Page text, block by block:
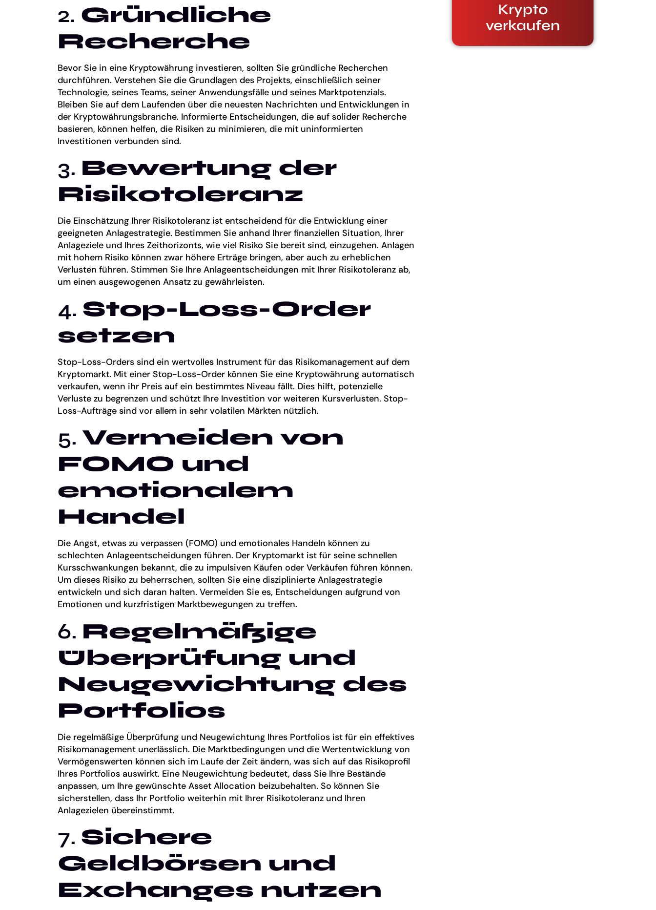
2. Gründliche
Recherche
Bevor Sie in eine Kryptowährung investieren, sollten Sie gründliche Recherchen
durchführen. Verstehen Sie die Grundlagen des Projekts, einschließlich seiner
Technologie, seines Teams, seiner Anwendungsfälle und seines Marktpotenzials.
Bleiben Sie auf dem Laufenden über die neuesten Nachrichten und Entwicklungen in
der Kryptowährungsbranche. Informierte Entscheidungen, die auf solider Recherche
basieren, können helfen, die Risiken zu minimieren, die mit uninformierten
Investitionen verbunden sind.
3. Bewertung der
Risikotoleranz
Die Einschätzung Ihrer Risikotoleranz ist entscheidend für die Entwicklung einer
geeigneten Anlagestrategie. Bestimmen Sie anhand Ihrer finanziellen Situation, Ihrer
Anlageziele und Ihres Zeithorizonts, wie viel Risiko Sie bereit sind, einzugehen. Anlagen
mit hohem Risiko können zwar höhere Erträge bringen, aber auch zu erheblichen
Verlusten führen. Stimmen Sie Ihre Anlageentscheidungen mit Ihrer Risikotoleranz ab,
um einen ausgewogenen Ansatz zu gewährleisten.
4. Stop-Loss-Order
setzen
Stop-Loss-Orders sind ein wertvolles Instrument für das Risikomanagement auf dem
Kryptomarkt. Mit einer Stop-Loss-Order können Sie eine Kryptowährung automatisch
verkaufen, wenn ihr Preis auf ein bestimmtes Niveau fällt. Dies hilft, potenzielle
Verluste zu begrenzen und schützt Ihre Investition vor weiteren Kursverlusten. Stop-
Loss-Aufträge sind vor allem in sehr volatilen Märkten nützlich.
5. Vermeiden von
FOMO und
emotionalem
Handel
Die Angst, etwas zu verpassen (FOMO) und emotionales Handeln können zu
schlechten Anlageentscheidungen führen. Der Kryptomarkt ist für seine schnellen
Kursschwankungen bekannt, die zu impulsiven Käufen oder Verkäufen führen können.
Um dieses Risiko zu beherrschen, sollten Sie eine disziplinierte Anlagestrategie
entwickeln und sich daran halten. Vermeiden Sie es, Entscheidungen aufgrund von
Emotionen und kurzfristigen Marktbewegungen zu treffen.
6. Regelmäßige
Überprüfung und
Neugewichtung des
Portfolios
Die regelmäßige Überprüfung und Neugewichtung Ihres Portfolios ist für ein effektives
Risikomanagement unerlässlich. Die Marktbedingungen und die Wertentwicklung von
Vermögenswerten können sich im Laufe der Zeit ändern, was sich auf das Risikoprofil
Ihres Portfolios auswirkt. Eine Neugewichtung bedeutet, dass Sie Ihre Bestände
anpassen, um Ihre gewünschte Asset Allocation beizubehalten. So können Sie
sicherstellen, dass Ihr Portfolio weiterhin mit Ihrer Risikotoleranz und Ihren
Anlagezielen übereinstimmt.
7. Sichere
Geldbörsen und
Exchanges nutzen
Krypto
verkaufen